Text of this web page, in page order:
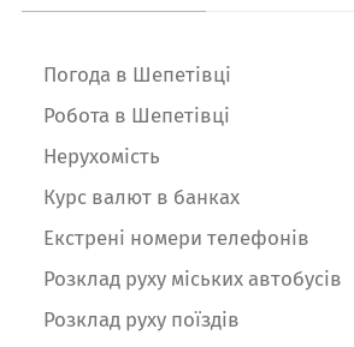
Погода в Шепетівці
Робота в Шепетівці
Нерухомість
Курс валют в банках
Екстрені номери телефонів
Розклад руху міських автобусів
Розклад руху поїздів